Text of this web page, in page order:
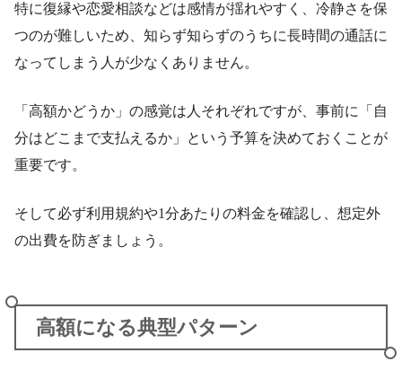
特に復縁や恋愛相談などは感情が揺れやすく、冷静さを保
つのが難しいため、知らず知らずのうちに長時間の通話に
なってしまう人が少なくありません。
「高額かどうか」の感覚は人それぞれですが、事前に「自
分はどこまで支払えるか」という予算を決めておくことが
重要です。
そして必ず利用規約や1分あたりの料金を確認し、想定外
の出費を防ぎましょう。
高額になる典型パターン